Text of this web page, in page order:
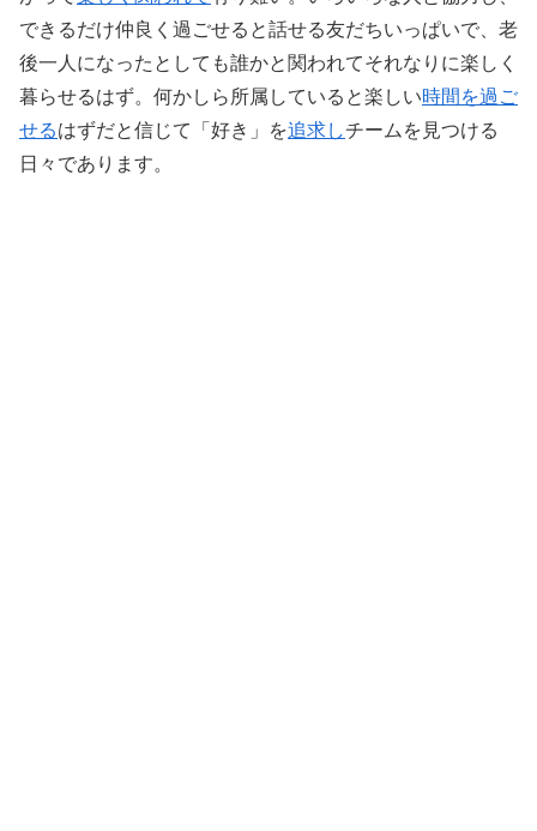
できるだけ仲良く過ごせると話せる友だちいっぱいで、老
後一人になったとしても誰かと関われてそれなりに楽しく
暮らせるはず。何かしら所属していると楽しい時間を過ご
せるはずだと信じて「好き」を追求しチームを見つける
日々であります。